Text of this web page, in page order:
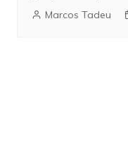
Marcos Tadeu